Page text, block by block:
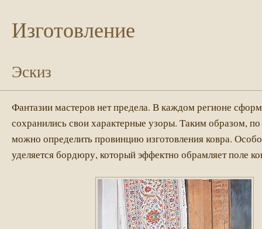
Изготовление
Эскиз
Фантазии мастеров нет предела. В каждом регионе
сохранились свои характерные узоры. Таким образом,
можно определить провинцию изготовления ковра.
уделяется бордюру, который эффектно обрамляет поле